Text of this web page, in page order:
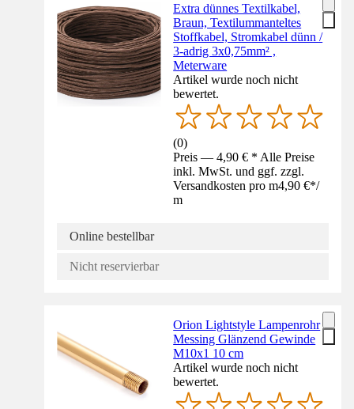
Extra dünnes Textilkabel,
Braun, Textilummanteltes
Stoffkabel, Stromkabel dünn /
3-adrig 3x0,75mm² ,
Meterware
Artikel wurde noch nicht
bewertet.
(0)
Preis — 4,90 € * Alle Preise
inkl. MwSt. und ggf. zzgl.
Versandkosten pro m4,90 €*/
m
Online bestellbar
Nicht reservierbar
Orion Lightstyle Lampenrohr
Messing Glänzend Gewinde
M10x1 10 cm
Artikel wurde noch nicht
bewertet.